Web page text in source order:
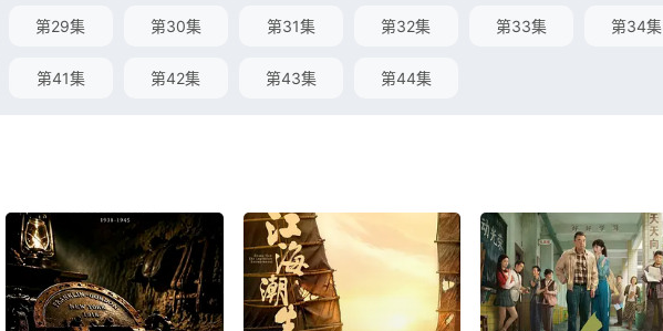
第29集 第30集 第31集 第32集 第33集 第34集
第41集 第42集 第43集 第44集